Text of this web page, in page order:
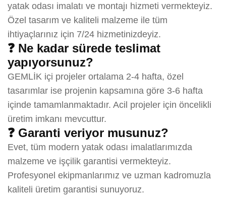
yatak odası imalatı ve montajı hizmeti vermekteyiz.
Özel tasarım ve kaliteli malzeme ile tüm
ihtiyaçlarınız için 7/24 hizmetinizdeyiz.
❓ Ne kadar sürede teslimat
yapıyorsunuz?
GEMLİK içi projeler ortalama 2-4 hafta, özel
tasarımlar ise projenin kapsamına göre 3-6 hafta
içinde tamamlanmaktadır. Acil projeler için öncelikli
üretim imkanı mevcuttur.
❓ Garanti veriyor musunuz?
Evet, tüm modern yatak odası imalatlarımızda
malzeme ve işçilik garantisi vermekteyiz.
Profesyonel ekipmanlarımız ve uzman kadromuzla
kaliteli üretim garantisi sunuyoruz.